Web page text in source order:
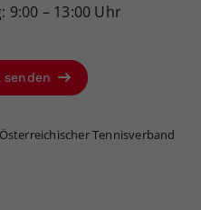
9:00 – 13:00 Uhr
senden
Tennisverband